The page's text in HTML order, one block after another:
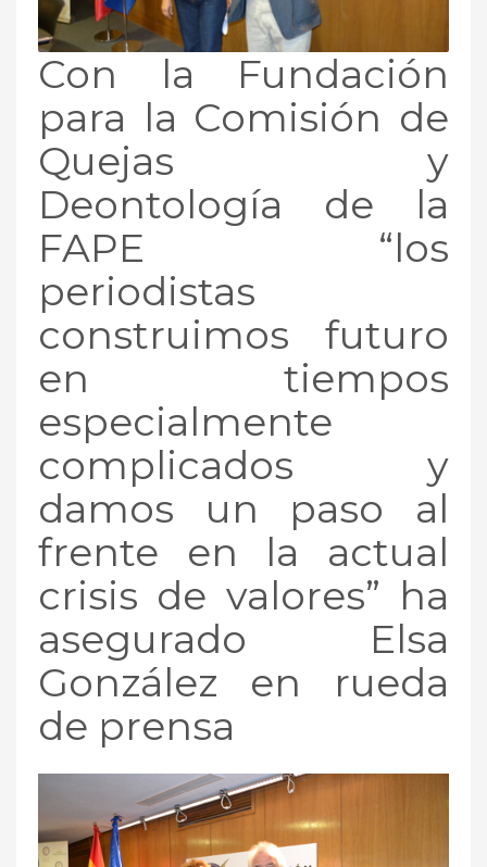
Con la Fundación
para la Comisión de
Quejas y
Deontología de la
FAPE “los
periodistas
construimos futuro
en tiempos
especialmente
complicados y
damos un paso al
frente en la actual
crisis de valores” ha
asegurado Elsa
González en rueda
de prensa